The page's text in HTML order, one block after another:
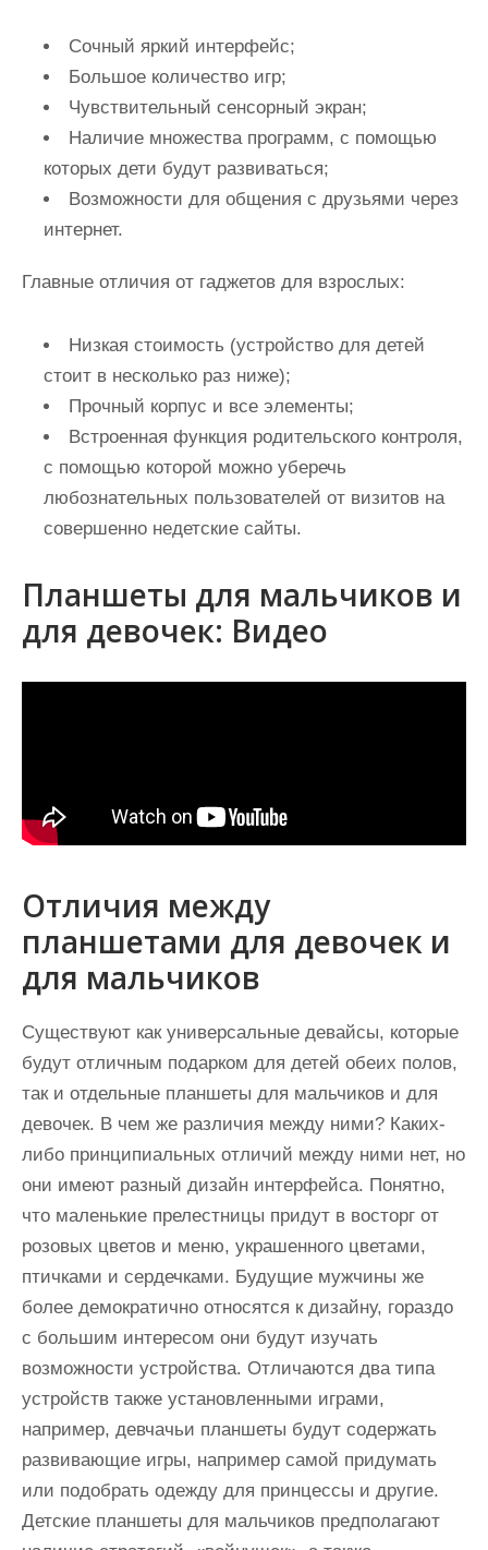
Сочный яркий интерфейс;
Большое количество игр;
Чувствительный сенсорный экран;
Наличие множества программ, с помощью
которых дети будут развиваться;
Возможности для общения с друзьями через
интернет.
Главные отличия от гаджетов для взрослых:
Низкая стоимость (устройство для детей
стоит в несколько раз ниже);
Прочный корпус и все элементы;
Встроенная функция родительского контроля,
с помощью которой можно уберечь
любознательных пользователей от визитов на
совершенно недетские сайты.
Планшеты для мальчиков и
для девочек: Видео
Отличия между
планшетами для девочек и
для мальчиков
Существуют как универсальные девайсы, которые
будут отличным подарком для детей обеих полов,
так и отдельные планшеты для мальчиков и для
девочек. В чем же различия между ними? Каких-
либо принципиальных отличий между ними нет, но
они имеют разный дизайн интерфейса. Понятно,
что маленькие прелестницы придут в восторг от
розовых цветов и меню, украшенного цветами,
птичками и сердечками. Будущие мужчины же
более демократично относятся к дизайну, гораздо
с большим интересом они будут изучать
возможности устройства. Отличаются два типа
устройств также установленными играми,
например, девчачьи планшеты будут содержать
развивающие игры, например самой придумать
или подобрать одежду для принцессы и другие.
Детские планшеты для мальчиков предполагают